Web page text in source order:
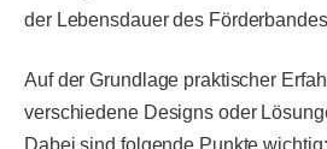
der Lebensdauer des
Auf der Grundlage praktischer
verschiedene Designs oder
Dabei sind folgende Punkte wichtig: